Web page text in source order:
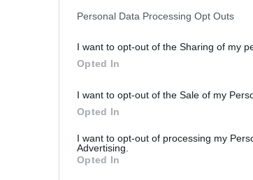
Personal Data Processing Opt Outs
I want to opt-out of the Sharing of my
Opted In
I want to opt-out of the Sale of my
Opted In
I want to opt-out of processing my
Advertising.
Opted In
a Montgat+barcelona